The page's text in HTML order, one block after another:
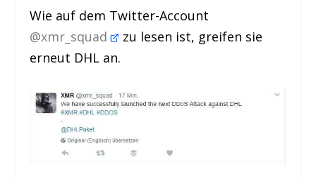
Wie auf dem Twitter-Account
@xmr_squad
zu lesen ist, greifen sie
erneut DHL an.